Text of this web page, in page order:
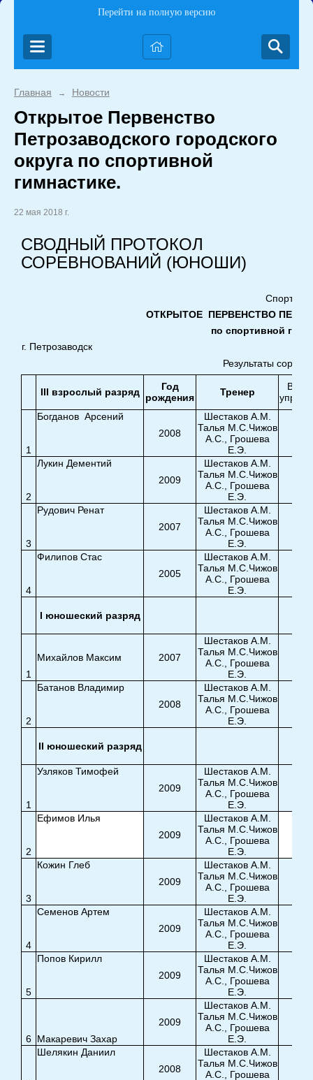
Перейти на полную версию
Главная → Новости
Открытое Первенство
Петрозаводского городского
округа по спортивной
гимнастике.
22 мая 2018 г.
СВОДНЫЙ ПРОТОКОЛ
СОРЕВНОВАНИЙ (ЮНОШИ)
ОТКРЫТОЕ ПЕРВЕНСТВО
по спортивной
г. Петрозаводск
Результаты
III взрослый разряд
Год
рождения
Тренер
1
Богданов Арсений
2008
Шестаков А.М.
Талья М.С.Чижов
А.С., Грошева
Е.Э.
2
Лукин Дементий
2009
Шестаков А.М.
Талья М.С.Чижов
А.С., Грошева
Е.Э.
3
Рудович Ренат
2007
Шестаков А.М.
Талья М.С.Чижов
А.С., Грошева
Е.Э.
4
Филипов Стас
2005
Шестаков А.М.
Талья М.С.Чижов
А.С., Грошева
Е.Э.
I юношеский разряд
1
Михайлов Максим 2007
Шестаков А.М.
Талья М.С.Чижов
А.С., Грошева
Е.Э.
2
Батанов Владимир
2008
Шестаков А.М.
Талья М.С.Чижов
А.С., Грошева
Е.Э.
II юношеский разряд
1
Узляков Тимофей
2009
Шестаков А.М.
Талья М.С.Чижов
А.С., Грошева
Е.Э.
2
Ефимов Илья
2009
Шестаков А.М.
Талья М.С.Чижов
А.С., Грошева
Е.Э.
3
Кожин Глеб
2009
Шестаков А.М.
Талья М.С.Чижов
А.С., Грошева
Е.Э.
4
Семенов Артем
2009
Шестаков А.М.
Талья М.С.Чижов
А.С., Грошева
Е.Э.
5
Попов Кирилл
2009
Шестаков А.М.
Талья М.С.Чижов
А.С., Грошева
Е.Э.
6 Макаревич Захар
2009
Шестаков А.М.
Талья М.С.Чижов
А.С., Грошева
Е.Э.
Шелякин Даниил
2008
Шестаков А.М.
Талья М.С.Чижов
А.С., Грошева